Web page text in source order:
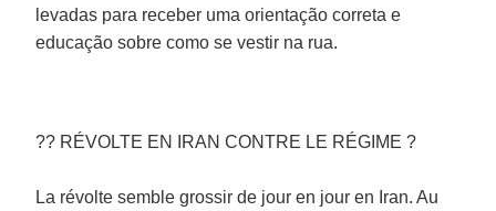
levadas para receber uma orientação correta e
educação sobre como se vestir na rua.
?? RÉVOLTE EN IRAN CONTRE LE RÉGIME ?
La révolte semble grossir de jour en jour en Iran. Au